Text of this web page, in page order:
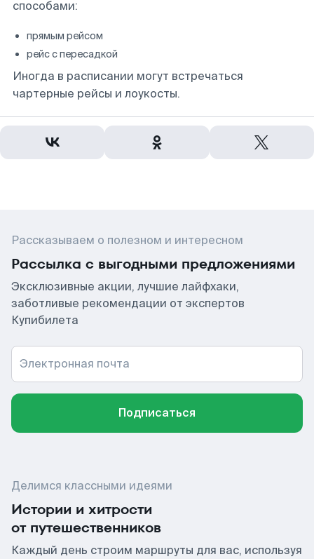
способами:
прямым рейсом
рейс с пересадкой
Иногда в расписании могут встречаться
чартерные рейсы и лоукосты.
Рассказываем о полезном и интересном
Рассылка с выгодными предложениями
Эксклюзивные акции, лучшие лайфхаки,
заботливые рекомендации от экспертов
Купибилета
Электронная почта
Подписаться
Делимся классными идеями
Истории и хитрости
от путешественников
Каждый день строим маршруты для вас, используя